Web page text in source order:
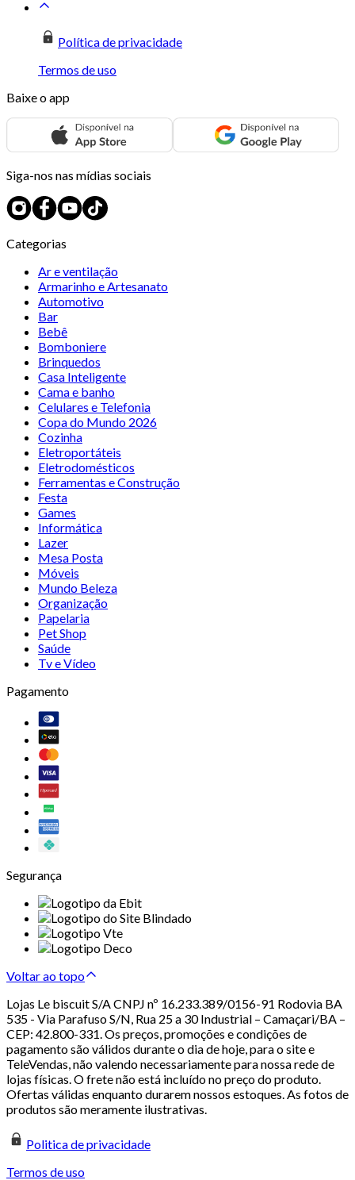
Política de privacidade
Termos de uso
Baixe o app
Siga-nos nas mídias sociais
Categorias
Ar e ventilação
Armarinho e Artesanato
Automotivo
Bar
Bebê
Bomboniere
Brinquedos
Casa Inteligente
Cama e banho
Celulares e Telefonia
Copa do Mundo 2026
Cozinha
Eletroportáteis
Eletrodomésticos
Ferramentas e Construção
Festa
Games
Informática
Lazer
Mesa Posta
Móveis
Mundo Beleza
Organização
Papelaria
Pet Shop
Saúde
Tv e Vídeo
Pagamento
Segurança
Voltar ao topo
Lojas Le biscuit S/A CNPJ nº 16.233.389/0156-91 Rodovia BA
535 - Via Parafuso S/N, Rua 25 a 30 Industrial – Camaçari/BA –
CEP: 42.800-331. Os preços, promoções e condições de
pagamento são válidos durante o dia de hoje, para o site e
TeleVendas, não valendo necessariamente para nossa rede de
lojas físicas. O frete não está incluído no preço do produto.
Ofertas válidas enquanto durarem nossos estoques. As fotos de
produtos são meramente ilustrativas.
Politica de privacidade
Termos de uso